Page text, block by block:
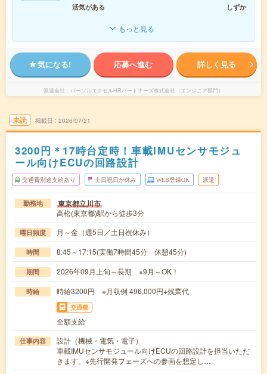
活気がある
しずか
もっと見る
気になる! 応募へ進む 詳しく見る
派遣会社 パーソルエクセルHRパートナーズ株式会社（エンジニア部門）
未読 掲載日 2026/07/21
3200円＊17時台定時！車載IMUセンサモジュ
ール向けECUの回路設計
交通費別途支給あり 土日祝日が休み WEB登録OK 派遣
勤務地 東京都立川市
高松(東京都)駅から徒歩3分
曜日頻度 月～金（週5日／土日祝休み）
時間 8:45～17:15(実働7時間45分 休憩45分)
期間 2026年09月上旬～長期 ※9月～OK！
時給 時給3200円 ※月収例 496,000円+残業代
交通費
全額支給
仕事内容
設計（機械・電気・電子）
車載IMUセンサモジュール向けECUの回路設計を担当いただ
きます。※先行開発フェーズへの参画を想定し…